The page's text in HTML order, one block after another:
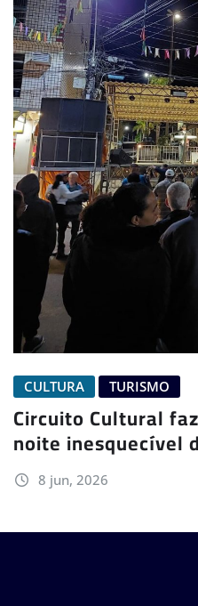
CULTURA TURISMO
Circuito Cultural
noite inesquecível
8 jun, 2026